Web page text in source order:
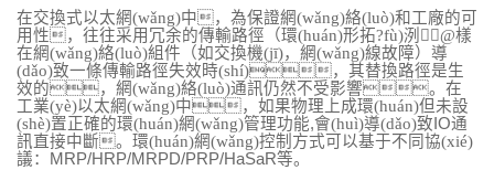
在交換式以太網(wǎng)中，為保證網(wǎng)絡(luò)和工廠的可
用性，往往采用冗余的傳輸路徑（環(huán)形拓?fù)洌@樣
在網(wǎng)絡(luò)組件（如交換機(jī)，網(wǎng)線故障）導
(dǎo)致一條傳輸路徑失效時(shí)，其替換路徑是生
效的，網(wǎng)絡(luò)通訊仍然不受影響。在
工業(yè)以太網(wǎng)中，如果物理上成環(huán)但未設
(shè)置正確的環(huán)網(wǎng)管理功能,會(huì)導(dǎo)致 IO通
訊直接中斷。環(huán)網(wǎng)控制方式可以基于不同協(xié)
議：
MRP/HRP/MRPD/PRP/HaSaR等。